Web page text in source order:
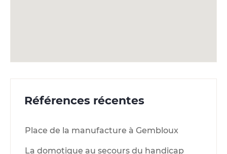
Références récentes
Place de la manufacture à Gembloux
La domotique au secours du handicap